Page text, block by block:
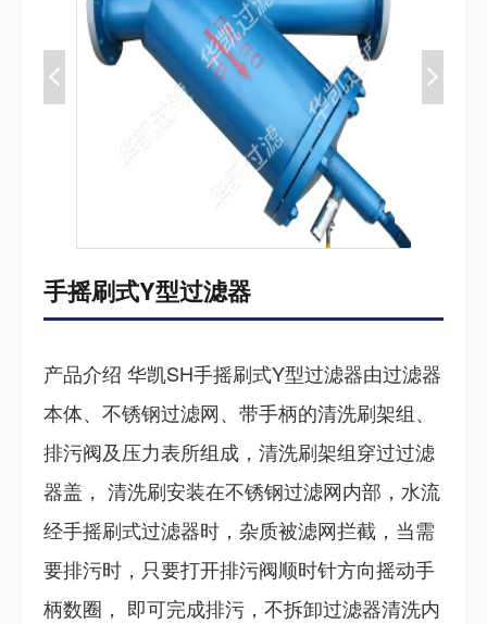
手摇刷式Y型过滤器
产品介绍 华凯SH手摇刷式Y型过滤器由过滤器
本体、不锈钢过滤网、带手柄的清洗刷架组、
排污阀及压力表所组成，清洗刷架组穿过过滤
器盖， 清洗刷安装在不锈钢过滤网内部，水流
经手摇刷式过滤器时，杂质被滤网拦截，当需
要排污时，只要打开排污阀顺时针方向摇动手
柄数圈， 即可完成排污，不拆卸过滤器清洗内